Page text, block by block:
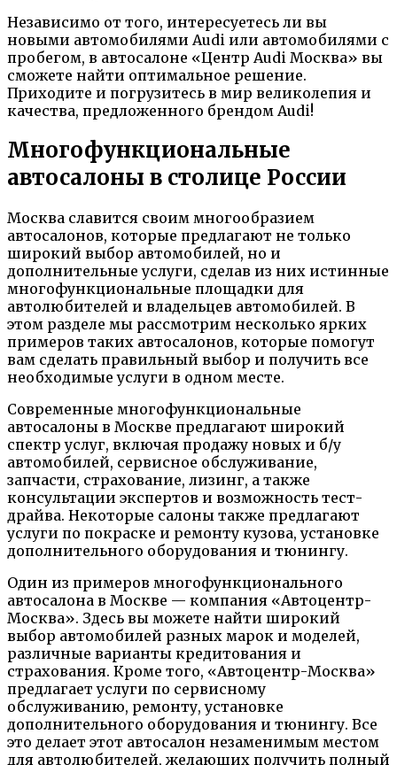
Независимо от того, интересуетесь ли вы
новыми автомобилями Audi или автомобилями с
пробегом, в автосалоне «Центр Audi Москва» вы
сможете найти оптимальное решение.
Приходите и погрузитесь в мир великолепия и
качества, предложенного брендом Audi!
Многофункциональные
автосалоны в столице России
Москва славится своим многообразием
автосалонов, которые предлагают не только
широкий выбор автомобилей, но и
дополнительные услуги, сделав из них истинные
многофункциональные площадки для
автолюбителей и владельцев автомобилей. В
этом разделе мы рассмотрим несколько ярких
примеров таких автосалонов, которые помогут
вам сделать правильный выбор и получить все
необходимые услуги в одном месте.
Современные многофункциональные
автосалоны в Москве предлагают широкий
спектр услуг, включая продажу новых и б/у
автомобилей, сервисное обслуживание,
запчасти, страхование, лизинг, а также
консультации экспертов и возможность тест-
драйва. Некоторые салоны также предлагают
услуги по покраске и ремонту кузова, установке
дополнительного оборудования и тюнингу.
Один из примеров многофункционального
автосалона в Москве — компания «Автоцентр-
Москва». Здесь вы можете найти широкий
выбор автомобилей разных марок и моделей,
различные варианты кредитования и
страхования. Кроме того, «Автоцентр-Москва»
предлагает услуги по сервисному
обслуживанию, ремонту, установке
дополнительного оборудования и тюнингу. Все
это делает этот автосалон незаменимым местом
для автолюбителей, желающих получить полный